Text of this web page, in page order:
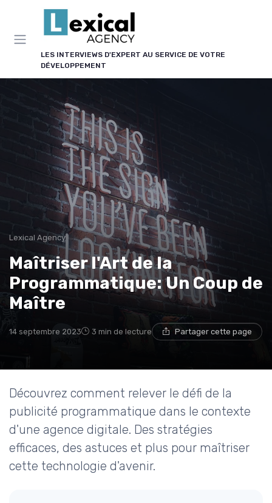
LES INTERVIEWS D'EXPERT AU SERVICE DE VOTRE
DÉVELOPPEMENT
Lexical Agency
Maîtriser l'Art de la
Programmatique: Un Coup de
Maître
14 septembre 2023 3 min de lecture Partager cette page
Découvrez comment relever le défi de la
publicité programmatique dans le contexte
d'une agence digitale. Des stratégies
efficaces, des astuces et plus pour maîtriser
cette technologie d'avenir.
Panneau de gestion des cookies